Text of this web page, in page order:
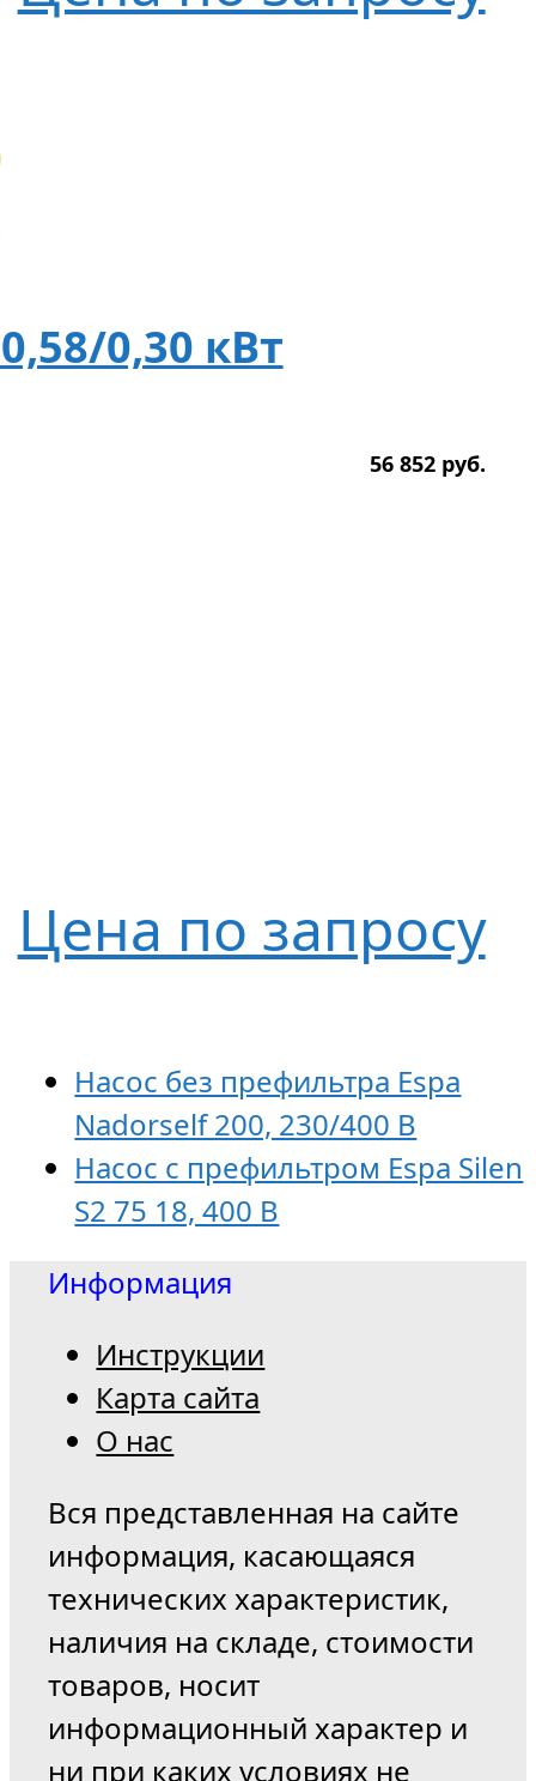
0,30 кВт
56 852 руб.
Цена по запросу
Насос без префильтра Espa
Nadorself 200, 230/400 В
Насос с префильтром Espa Silen
S2 75 18, 400 В
Информация
Инструкции
Карта сайта
О нас
Вся представленная на сайте
информация, касающаяся
технических характеристик,
наличия на складе, стоимости
товаров, носит
информационный характер и
ни при каких условиях не